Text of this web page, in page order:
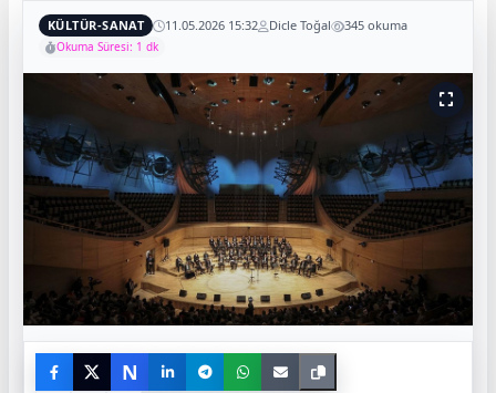
KÜLTÜR-SANAT 11.05.2026 15:32 Dicle Toğal 345 okuma
Okuma Süresi: 1 dk
N